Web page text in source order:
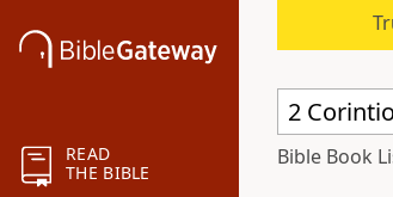
READ
THE BIBLE
Bible Book